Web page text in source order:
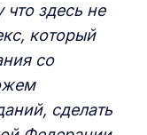
здесь не
который
со
сделать